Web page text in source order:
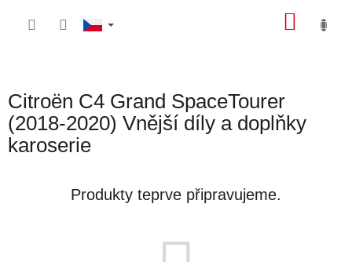
Citroën C4 Grand SpaceTourer
(2018-2020) Vnější díly a doplňky
karoserie
Produkty teprve připravujeme.